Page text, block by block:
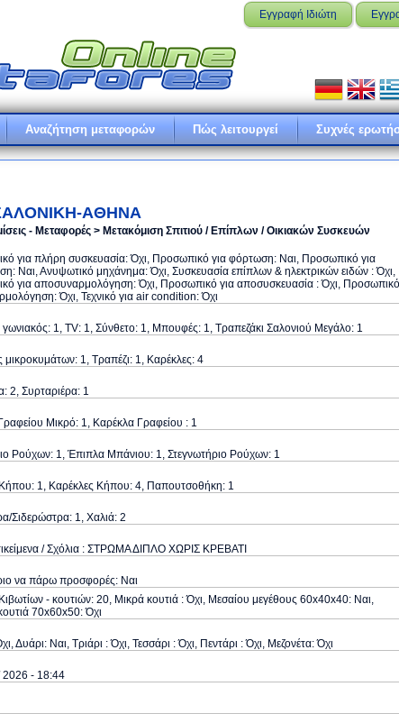
Εγγραφή Ιδιώτη
Αναζήτηση μεταφορών Πώς λειτουργεί Συχνές
ΑΘΗΝΑ
- Μεταφορές > Μετακόμιση Σπιτιού / Επίπλων / Οικιακών Συσκευών
για πλήρη συσκευασία: Όχι, Προσωπικό για φόρτωση: Ναι, Προσωπικό για
Ναι, Ανυψωτικό μηχάνημα: Όχι, Συσκευασία επίπλων & ηλεκτρικών ειδών : Όχι,
για αποσυναρμολόγηση: Όχι, Προσωπικό για αποσυσκευασία : Όχι, Προσωπικό
Όχι, Τεχνικό για air condition: Όχι
γωνιακός: 1, TV: 1, Σύνθετο: 1, Μπουφές: 1, Τραπεζάκι Σαλονιού Μεγάλο: 1
1, Τραπέζι: 1, Καρέκλες: 4
2, Συρταριέρα: 1
Μικρό: 1, Καρέκλα Γραφείου : 1
Ρούχων: 1, Έπιπλα Μπάνιου: 1, Στεγνωτήριο Ρούχων: 1
1, Καρέκλες Κήπου: 4, Παπουτσοθήκη: 1
Σιδερώστρα: 1, Χαλιά: 2
/ Σχόλια : ΣΤΡΩΜΑ ΔΙΠΛΟ ΧΩΡΙΣ ΚΡΕΒΑΤΙ
να πάρω προσφορές: Ναι
- κουτιών: 20, Μικρά κουτιά : Όχι, Μεσαίου μεγέθους 60x40x40: Ναι,
70x60x50: Όχι
Δυάρι: Ναι, Τριάρι : Όχι, Τεσσάρι : Όχι, Πεντάρι : Όχι, Μεζονέτα: Όχι
2026 - 18:44